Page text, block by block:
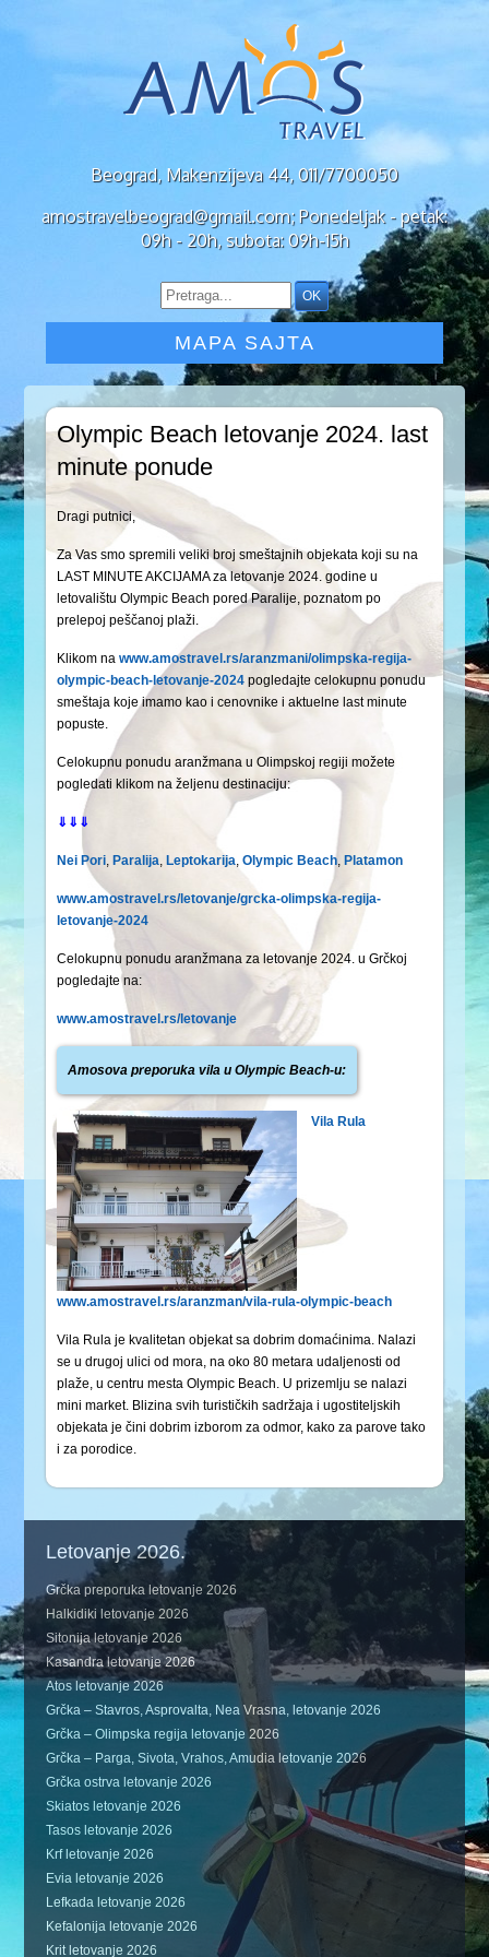
Beograd, Makenzijeva 44, 011/7700050
amostravelbeograd@gmail.com; Ponedeljak - petak:
09h - 20h, subota: 09h-15h
MAPA SAJTA
Olympic Beach letovanje 2024. last
minute ponude
Dragi putnici,
Za Vas smo spremili veliki broj smeštajnih objekata koji su na
LAST MINUTE AKCIJAMA za letovanje 2024. godine u
letovalištu Olympic Beach pored Paralije, poznatom po
prelepoj peščanoj plaži.
Klikom nawww.amostravel.rs/aranzmani/olimpska-regija-
olympic-beach-letovanje-2024 pogledajte celokupnu ponudu
smeštaja koje imamo kao i cenovnike i aktuelne last minute
popuste.
Celokupnu ponudu aranžmana u Olimpskoj regiji možete
pogledati klikom na željenu destinaciju:
⇓⇓⇓
Nei Pori, Paralija, Leptokarija,Olympic Beach, Platamon
www.amostravel.rs/letovanje/grcka-olimpska-regija-
letovanje-2024
Celokupnu ponudu aranžmana za letovanje 2024. u Grčkoj
pogledajte na:
www.amostravel.rs/letovanje
Amosova preporuka vila u Olympic Beach-u:
Vila Rula
www.amostravel.rs/aranzman/vila-rula-olympic-beach
Vila Rula je kvalitetan objekat sa dobrim domaćinima. Nalazi
se u drugoj ulici od mora, na oko 80 metara udaljenosti od
plaže, u centru mesta Olympic Beach. U prizemlju se nalazi
mini market. Blizina svih turističkih sadržaja i ugostiteljskih
objekata je čini dobrim izborom za odmor, kako za parove tako
i za porodice.
Letovanje 2026.
Grčka preporuka letovanje 2026
Halkidiki letovanje 2026
Sitonija letovanje 2026
Kasandra letovanje 2026
Atos letovanje 2026
Grčka – Stavros, Asprovalta, Nea Vrasna, letovanje 2026
Grčka – Olimpska regija letovanje 2026
Grčka – Parga, Sivota, Vrahos, Amudia letovanje 2026
Grčka ostrva letovanje 2026
Skiatos letovanje 2026
Tasos letovanje 2026
Krf letovanje 2026
Evia letovanje 2026
Lefkada letovanje 2026
Kefalonija letovanje 2026
Krit letovanje 2026